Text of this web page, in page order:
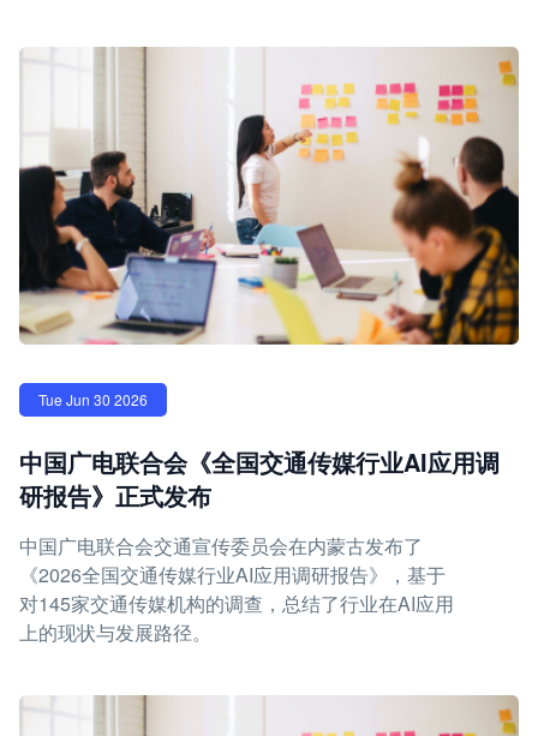
Tue Jun 30 2026
中国广电联合会《全国交通传媒行业AI应用调
研报告》正式发布
中国广电联合会交通宣传委员会在内蒙古发布了
《2026全国交通传媒行业AI应用调研报告》，基于
对145家交通传媒机构的调查，总结了行业在AI应用
上的现状与发展路径。